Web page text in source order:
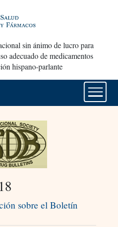
sin ánimo de lucro para
adecuado de medicamentos
hispano-parlante
sobre el Boletín